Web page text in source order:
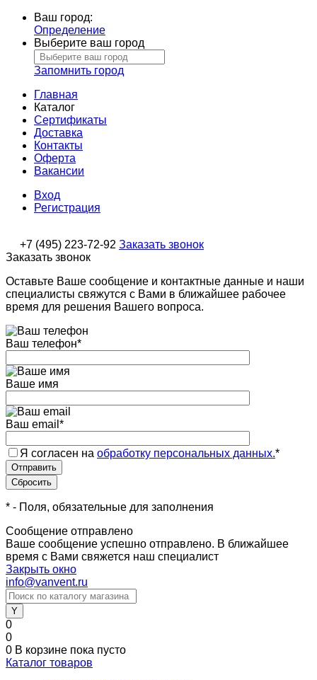
Ваш город:
Определение
Выберите ваш город
Запомнить город
Главная
Каталог
Сертификаты
Доставка
Контакты
Оферта
Вакансии
Вход
Регистрация
+7 (495) 223-72-92 Заказать звонок
Заказать звонок
Оставьте Ваше сообщение и контактные данные и наши
специалисты свяжутся с Вами в ближайшее рабочее
время для решения Вашего вопроса.
Ваш телефон*
Ваше имя
Ваш email *
Я согласен на обработку персональных данных.*
* - Поля, обязательные для заполнения
Сообщение отправлено
Ваше сообщение успешно отправлено. В ближайшее
время с Вами свяжется наш специалист
Закрыть окно
info@vanvent.ru
0
0
0 В корзине пока пусто
Каталог товаров